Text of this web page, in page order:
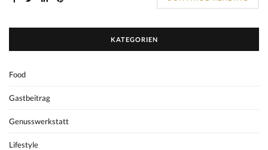
KATEGORIEN
Food
Gastbeitrag
Genusswerkstatt
Lifestyle